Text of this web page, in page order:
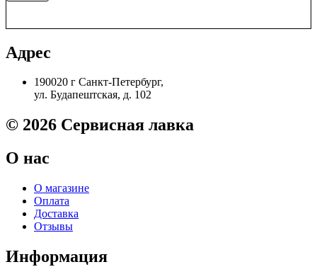
FA04010
FA04040
головка
Оriginal
Адрес
190020 г Санкт-Петербург,
ул. Будапештская, д. 102
© 2026 Сервисная лавка
О нас
О магазине
Оплата
Доставка
Отзывы
Информация